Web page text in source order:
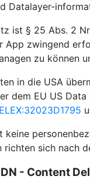
Datalayer-
ist § 25 Abs. 2
App zwingend
zu können
in die USA
dem EU US
sich nach
- Content